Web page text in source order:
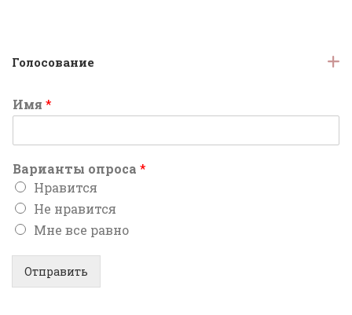
Голосование
Имя *
Варианты опроса *
Нравится
Не нравится
Мне все равно
Отправить